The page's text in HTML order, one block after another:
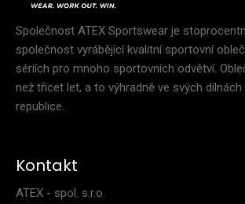
Společnost ATEX Sportswear je
společnost vyrábějící kvalitní sportovní
sériích pro mnoho sportovních odvětví.
než třicet let, a to výhradně ve svých dílnách
republice.
Kontakt
ATEX - spol. s.r.o.